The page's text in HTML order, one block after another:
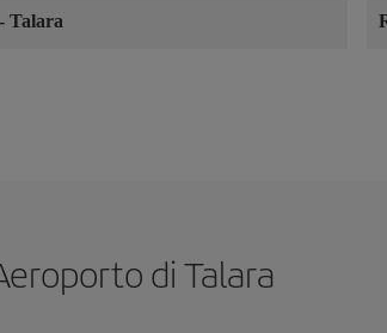
- Talara
di Talara